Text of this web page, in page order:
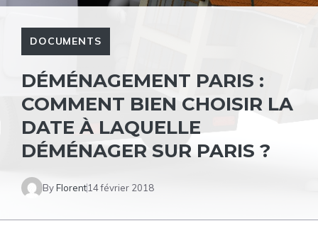
DOCUMENTS
DÉMÉNAGEMENT PARIS :
COMMENT BIEN CHOISIR LA
DATE À LAQUELLE
DÉMÉNAGER SUR PARIS ?
ByFlorent14 février 2018